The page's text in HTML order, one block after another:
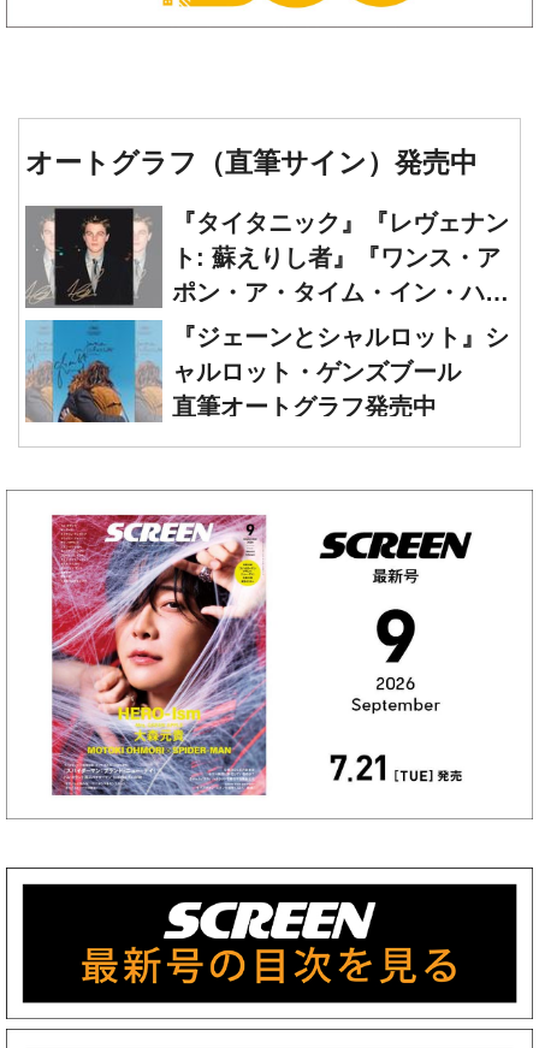
オートグラフ（直筆サイン）発売中
『タイタニック』『レヴェナン
ト: 蘇えりし者』『ワンス・ア
ポン・ア・タイム・イン・ハリ
ウッド』レオナルド・ディカプ
リオ 直筆オートグラフ発売中
『ジェーンとシャルロット』シ
ャルロット・ゲンズブール
直筆オートグラフ発売中